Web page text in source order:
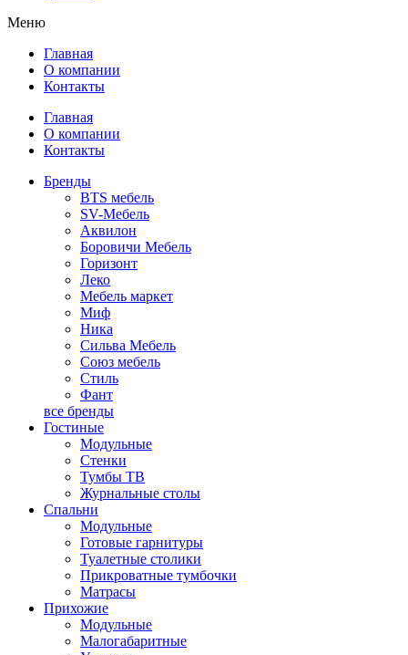
Меню
Главная
О компании
Контакты
Главная
О компании
Контакты
Бренды
BTS мебель
SV-Мебель
Аквилон
Боровичи Мебель
Горизонт
Леко
Мебель маркет
Миф
Ника
Сильва Мебель
Союз мебель
Стиль
Фант
все бренды
Гостиные
Модульные
Стенки
Тумбы ТВ
Журнальные столы
Спальни
Модульные
Готовые гарнитуры
Туалетные столики
Прикроватные тумбочки
Матрасы
Прихожие
Модульные
Малогабаритные